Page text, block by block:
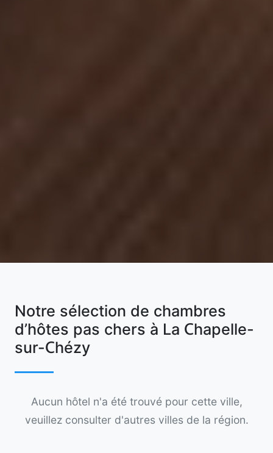
Notre sélection de chambres
d’hôtes pas chers à La Chapelle-
sur-Chézy
Aucun hôtel n'a été trouvé pour cette ville,
veuillez consulter d'autres villes de la région.